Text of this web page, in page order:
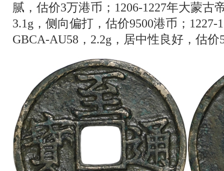
腻，估价3万港币；1206-1227年大蒙古
3.1g，侧向偏打，估价9500港币；
GBCA-AU58，2.2g，居中性良好，估价